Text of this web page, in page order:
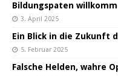
Bildungspaten
3. April 2025
Ein Blick in die Zukunft
5. Februar 2025
Falsche Helden, wahre